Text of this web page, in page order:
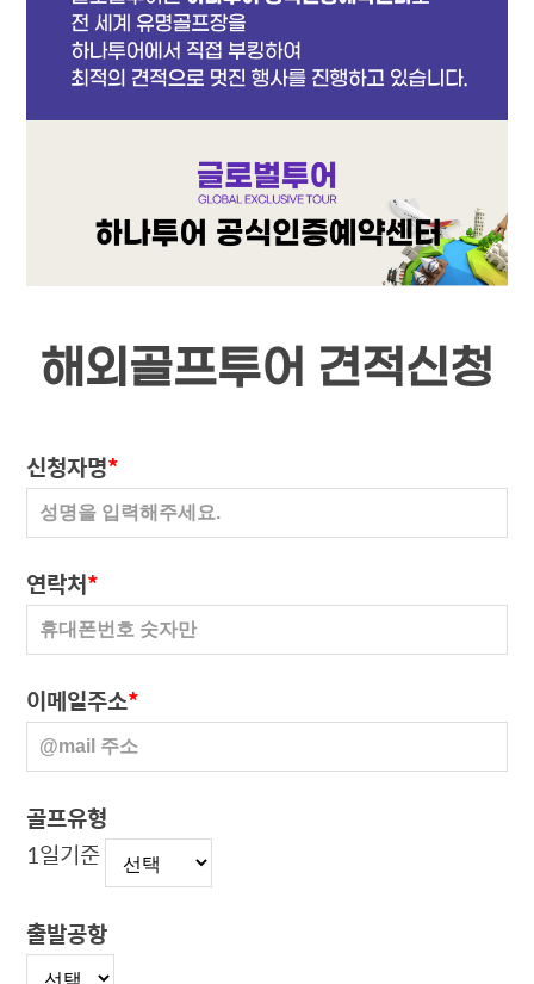
해외골프투어 견적신청
신청자명*
연락처*
이메일주소*
골프유형
1일기준
출발공항